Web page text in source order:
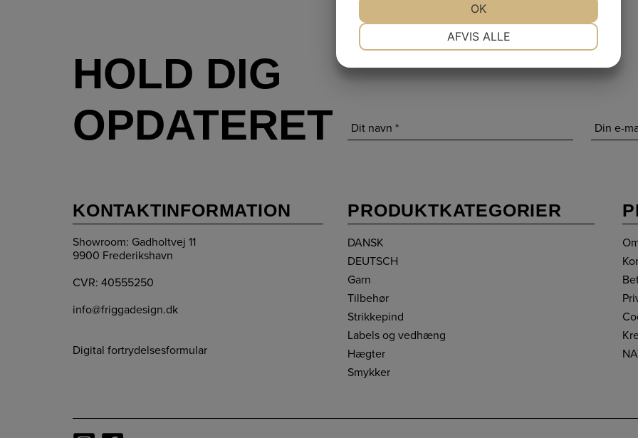
HOLD DIG
OPDATERET
KONTAKTINFORMATION
Showroom: Gadholtvej 11
9900 Frederikshavn
CVR: 40555250
info@friggadesign.dk
Digital fortrydelsesformular
PRODUKTKATEGORIER
DANSK
DEUTSCH
Garn
Tilbehør
Strikkepind
Labels og vedhæng
Hægter
Smykker
AFVIS ALLE
OK